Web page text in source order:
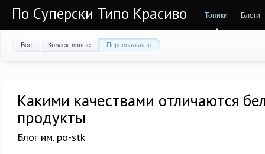
По Суперски Типо Красиво Топики Блоги
Все Коллективные Персональные
Какими качествами отличаются
продукты
Блог им. po-stk